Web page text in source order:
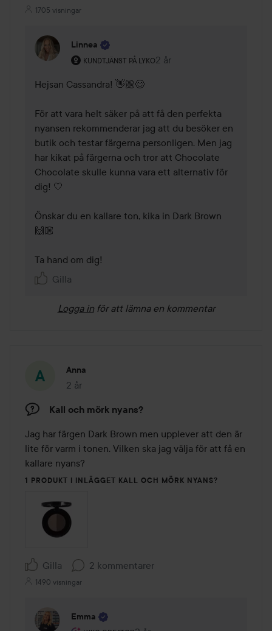
1705 visningar
Linnea
KUNDTJÄNST PÅ LYKO
Användarens roll: Kundtjänst på Lyko.
2 år
Kommentaren lades 2 år
Hejsan Cassandra! 👋🏼😊
För att vara helt säker på att få den perfekta
nyansen rekommenderar jag att du besöker en
butik och testar färgerna personligen. Men jag
har kikat på färgerna och tror att Chocolate
Chocolate skulle kunna vara ett alternativ för
dig! 🤍
Önskar du en kallare ton, kika in Dark Brown
🙌🏼
Ta hand om dig!
Gilla
Logga in för att lämna en kommentar
Anna
2 år
Inlägget skapades 2 år
Kall och mörk nyans?
Jag har färgen Dark Brown men upplever att den är
lite för varm i tonen. Vilken ska jag välja för att få en
kallare nyans?
1 PRODUKT I INLÄGGET KALL OCH MÖRK NYANS?
Gilla 2 kommentarer
1490 visningar
Emma